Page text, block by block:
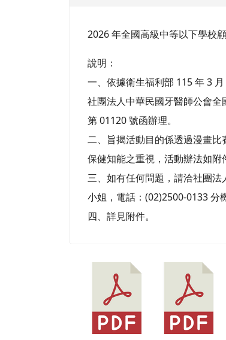
2026 年全國高級中等以下學校
說明：
一、依據衛生福利部 115 年 3
社團法人中華民國牙醫師公會
第 01120 號函辦理。
二、旨揭活動目的係透過漫畫
保健知能之重視，活動辦法如附
三、如有任何問題，請洽社團
小姐，電話：(02)2500-0133 分
四、詳見附件。